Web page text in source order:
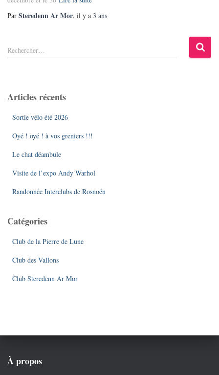
Par Steredenn Ar Mor, il y a 3 ans
R
e
r
Rechercher…
Articles récents
Sortie vélo été 2026
Oyé ! oyé ! à vos greniers !!!
Le chat déambule
Visite de l’expo Andy Warhol
Randonnée Interclubs de Rosnoën
Catégories
Club de la Pierre de Lune
Club des Vallons
Club Steredenn Ar Mor
À propos